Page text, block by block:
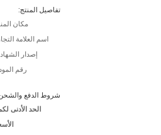
تفاصيل المنتج:
مكان
اسم العلامة
إصدار
رقم
شروط الدفع
الحد الأدنى